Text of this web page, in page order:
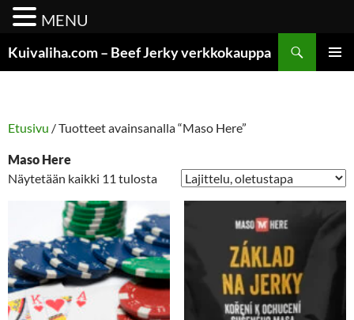
sisältöön
Kuivaliha.com – Beef Jerky verkkokauppa
Etusivu / Tuotteet avainsanalla “Maso Here”
Maso Here
Näytetään kaikki 11 tulosta
MENU